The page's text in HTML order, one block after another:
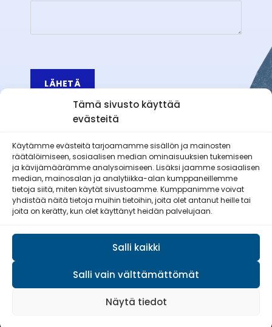
Tämä sivusto käyttää
evästeitä
Käytämme evästeitä tarjoamamme sisällön ja mainosten
räätälöimiseen, sosiaalisen median ominaisuuksien tukemiseen
ja kävijämäärämme analysoimiseen. Lisäksi jaamme sosiaalisen
median, mainosalan ja analytiikka-alan kumppaneillemme
tietoja siitä, miten käytät sivustoamme. Kumppanimme voivat
yhdistää näitä tietoja muihin tietoihin, joita olet antanut heille tai
joita on kerätty, kun olet käyttänyt heidän palvelujaan.
Salli kaikki
Salli vain välttämättömät
Näytä tiedot
LÄHETÄ
Äetsän Reserviläiset ry
Pirkan Viesti